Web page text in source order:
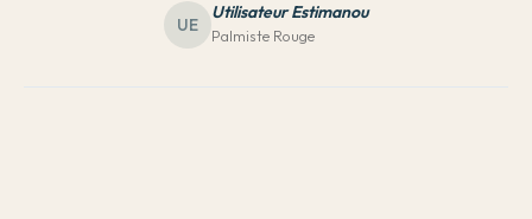
UE
Utilisateur Estimanou
Palmiste Rouge